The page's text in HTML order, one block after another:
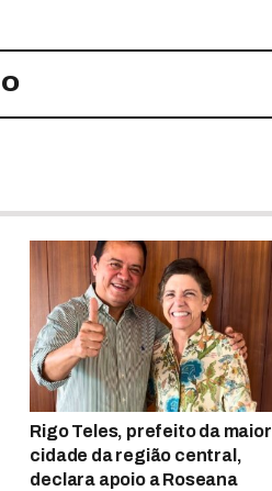
Rigo Teles, prefeito da maior
cidade da região central,
declara apoio a Roseana